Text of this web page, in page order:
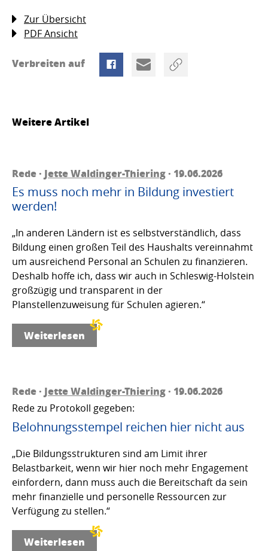
Zur Übersicht
PDF Ansicht
Verbreiten auf
Weitere Artikel
Rede · Jette Waldinger-Thiering· 19.06.2026
Es muss noch mehr in Bildung investiert
werden!
„In anderen Ländern ist es selbstverständlich, dass
Bildung einen großen Teil des Haushalts vereinnahmt
um ausreichend Personal an Schulen zu finanzieren.
Deshalb hoffe ich, dass wir auch in Schleswig-Holstein
großzügig und transparent in der
Planstellenzuweisung für Schulen agieren.“
Weiterlesen
Rede · Jette Waldinger-Thiering· 19.06.2026
Rede zu Protokoll gegeben:
Belohnungsstempel reichen hier nicht aus
„Die Bildungsstrukturen sind am Limit ihrer
Belastbarkeit, wenn wir hier noch mehr Engagement
einfordern, dann muss auch die Bereitschaft da sein
mehr finanzielle und personelle Ressourcen zur
Verfügung zu stellen.“
Weiterlesen